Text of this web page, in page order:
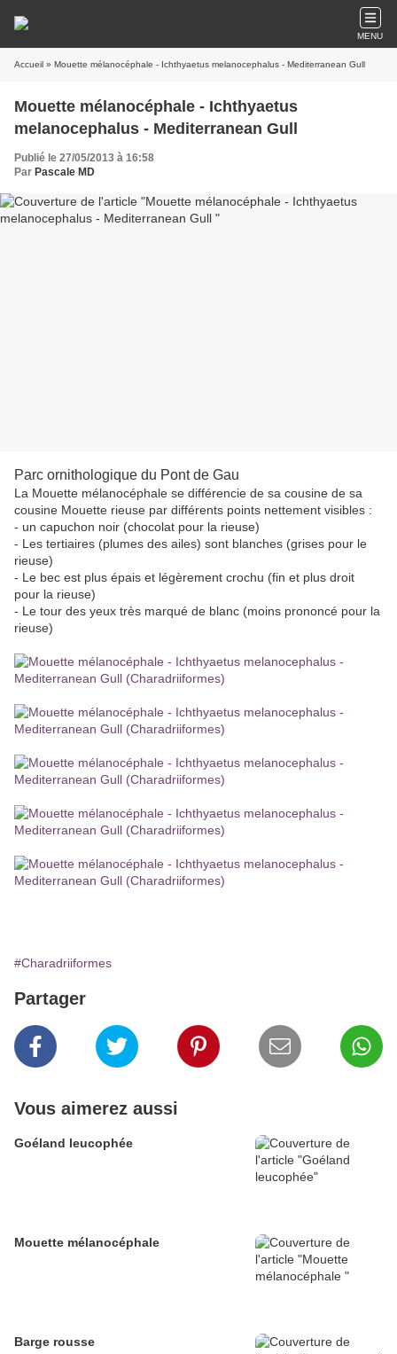
MENU
Accueil » Mouette mélanocéphale - Ichthyaetus melanocephalus - Mediterranean Gull
Mouette mélanocéphale - Ichthyaetus
melanocephalus - Mediterranean Gull
Publié le 27/05/2013 à 16:58
Par Pascale MD
Parc ornithologique du Pont de Gau
La Mouette mélanocéphale se différencie de sa cousine de sa
cousine Mouette rieuse par différents points nettement visibles :
- un capuchon noir (chocolat pour la rieuse)
- Les tertiaires (plumes des ailes) sont blanches (grises pour le
rieuse)
- Le bec est plus épais et légèrement crochu (fin et plus droit
pour la rieuse)
- Le tour des yeux très marqué de blanc (moins prononcé pour la
rieuse)
#Charadriiformes
Partager
Vous aimerez aussi
Goéland leucophée
Mouette mélanocéphale
Barge rousse